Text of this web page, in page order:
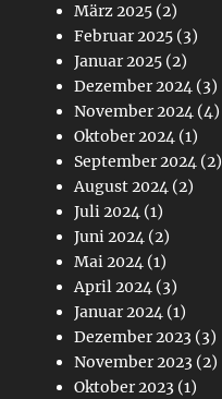
März 2025 (2)
Februar 2025 (3)
Januar 2025 (2)
Dezember 2024 (3)
November 2024 (4)
Oktober 2024 (1)
September 2024 (2)
August 2024 (2)
Juli 2024 (1)
Juni 2024 (2)
Mai 2024 (1)
April 2024 (3)
Januar 2024 (1)
Dezember 2023 (3)
November 2023 (2)
Oktober 2023 (1)